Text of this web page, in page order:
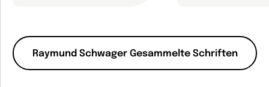
Raymund Schwager Gesammelte Schriften